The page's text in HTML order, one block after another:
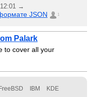
→
JSON 1
Palark
to cover all your
FreeBSD IBM KDE